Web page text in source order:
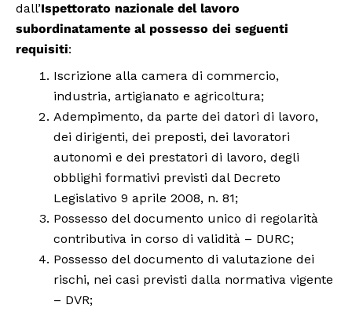
dall’Ispettorato nazionale del lavoro
subordinatamente al possesso dei seguenti
requisiti:
Iscrizione alla camera di commercio,
industria, artigianato e agricoltura;
Adempimento, da parte dei datori di lavoro,
dei dirigenti, dei preposti, dei lavoratori
autonomi e dei prestatori di lavoro, degli
obblighi formativi previsti dal Decreto
Legislativo 9 aprile 2008, n. 81;
Possesso del documento unico di regolarità
contributiva in corso di validità – DURC;
Possesso del documento di valutazione dei
rischi, nei casi previsti dalla normativa vigente
– DVR;